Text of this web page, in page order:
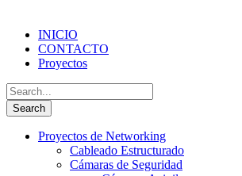
INICIO
CONTACTO
Proyectos
Proyectos de Networking
Cableado Estructurado
Cámaras de Seguridad